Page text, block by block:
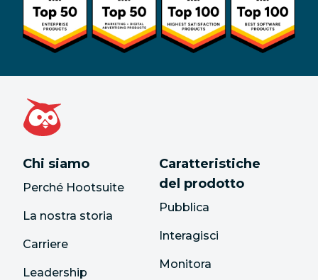
Chi siamo
Perché Hootsuite
La nostra storia
Carriere
Leadership
Caratteristiche
del prodotto
Pubblica
Interagisci
Monitora